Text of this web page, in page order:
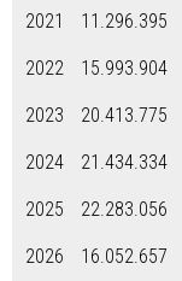
2021
11.296.395
2022
15.993.904
2023
20.413.775
2024
21.434.334
2025
22.283.056
2026
16.052.657